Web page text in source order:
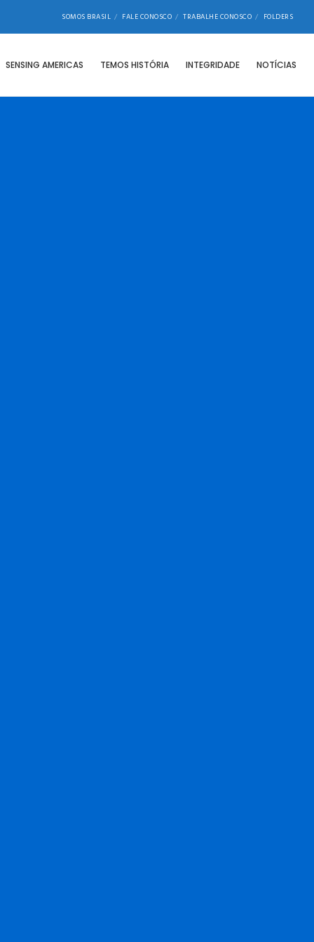
SOMOS BRASIL FALE CONOSCO TRABALHE CONOSCO FOLDERS
SENSING AMERICAS TEMOS HISTÓRIA INTEGRIDADE NOTÍCIAS